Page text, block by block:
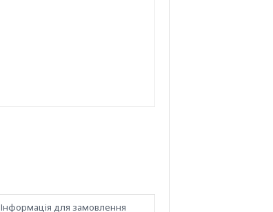
Інформація для замовлення